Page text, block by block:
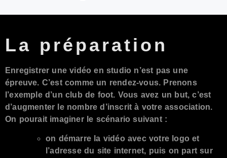
La préparation
Enregistrer une vidéo en studio n’est pas une
épreuve. C’est comme un rendez-vous. Prenons
l’exemple d’un club de foot. Vous avez un but, c’est
d’augmenter le nombre d’inscrit à votre association.
On pourait imaginer le scénario suivant :
on démarre la vidéo avec votre logo et
l’adresse du site internet, puis on part sur